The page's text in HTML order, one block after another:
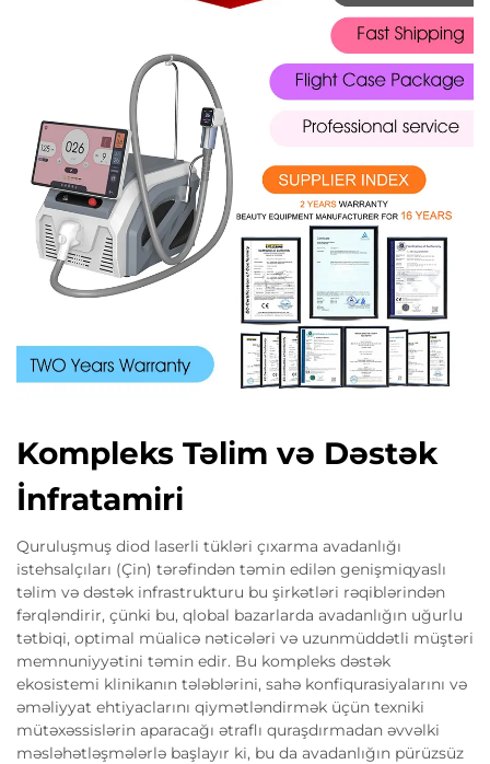
Kompleks Təlim və Dəstək
İnfratamiri
Quruluşmuş diod laserli tükləri çıxarma avadanlığı
istehsalçıları (Çin) tərəfindən təmin edilən genişmiqyaslı
təlim və dəstək infrastrukturu bu şirkətləri rəqiblərindən
fərqləndirir, çünki bu, qlobal bazarlarda avadanlığın uğurlu
tətbiqi, optimal müalicə nəticələri və uzunmüddətli müştəri
memnuniyyətini təmin edir. Bu kompleks dəstək
ekosistemi klinikanın tələblərini, sahə konfiqurasiyalarını və
əməliyyat ehtiyaclarını qiymətləndirmək üçün texniki
mütəxəssislərin aparacağı ətraflı quraşdırmadan əvvəlki
məsləhətləşmələrlə başlayır ki, bu da avadanlığın pürüzsüz